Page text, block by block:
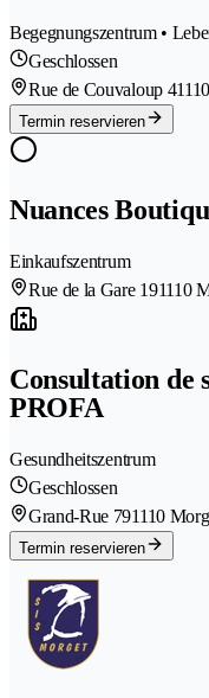
Begegnungszentrum •
Geschlossen
Rue de Couvaloup 4
Termin reservieren
Nuances
Einkaufszentrum
Rue de la Gare 191110
Consultation de
PROFA
Gesundheitszentrum
Geschlossen
Grand-Rue 791110
Termin reservieren